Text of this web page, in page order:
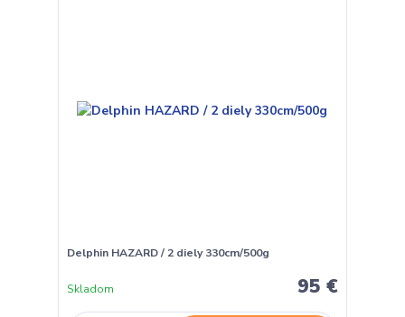
Delphin HAZARD / 2 diely 330cm/500g
95 €
Skladom